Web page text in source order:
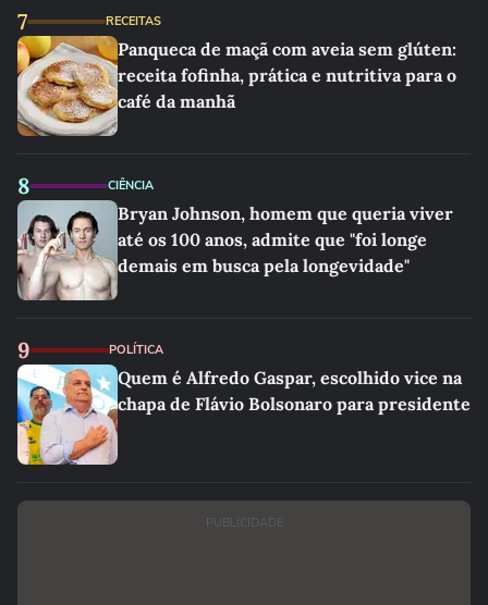
7 RECEITAS
Panqueca de maçã com aveia sem glúten:
receita fofinha, prática e nutritiva para o
café da manhã
8 CIÊNCIA
Bryan Johnson, homem que queria viver
até os 100 anos, admite que "foi longe
demais em busca pela longevidade"
9 POLÍTICA
Quem é Alfredo Gaspar, escolhido vice na
chapa de Flávio Bolsonaro para presidente
PUBLICIDADE